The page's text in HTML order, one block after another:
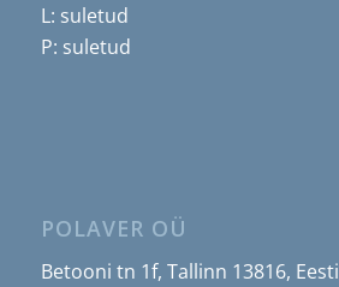
L: suletud
P: suletud
POLAVER OÜ
Betooni tn 1f, Tallinn 13816, Eesti